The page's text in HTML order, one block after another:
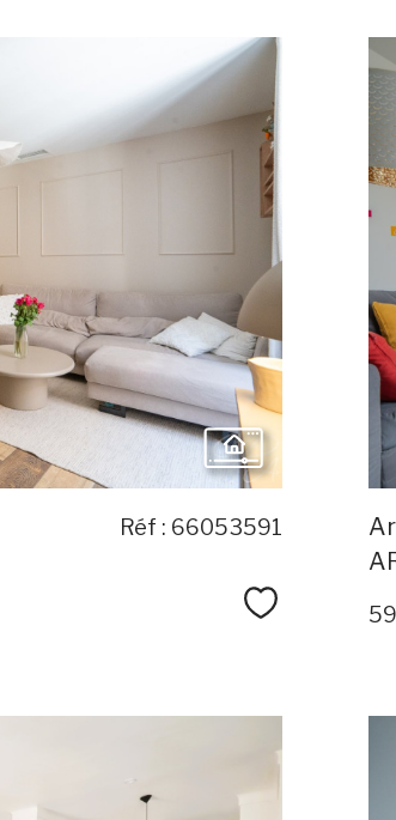
Réf : 66053591
Sélectionner